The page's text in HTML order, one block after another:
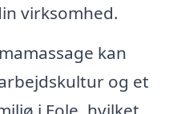
virksomhed.
kan
og et